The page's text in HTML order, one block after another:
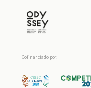
Cofinanciado por: